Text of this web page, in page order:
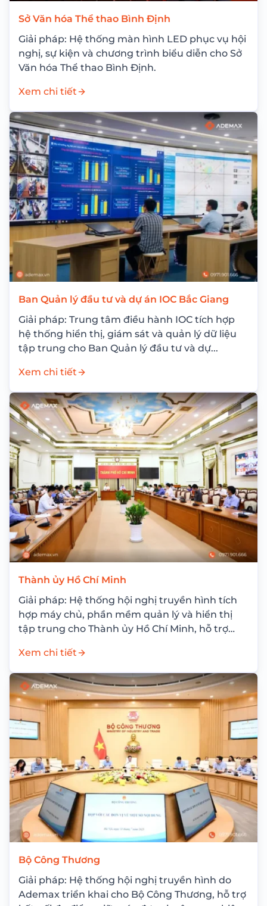
Sở Văn hóa Thể thao Bình Định
Giải pháp: Hệ thống màn hình LED phục vụ hội
nghị, sự kiện và chương trình biểu diễn cho Sở
Văn hóa Thể thao Bình Định.
Xem chi tiết
Ban Quản lý đầu tư và dự án IOC Bắc Giang
Giải pháp: Trung tâm điều hành IOC tích hợp
hệ thống hiển thị, giám sát và quản lý dữ liệu
tập trung cho Ban Quản lý đầu tư và dự...
Xem chi tiết
Thành ủy Hồ Chí Minh
Giải pháp: Hệ thống hội nghị truyền hình tích
hợp máy chủ, phần mềm quản lý và hiển thị
tập trung cho Thành ủy Hồ Chí Minh, hỗ trợ
Xem chi tiết
Bộ Công Thương
Giải pháp: Hệ thống hội nghị truyền hình do
Ademax triển khai cho Bộ Công Thương, hỗ trợ